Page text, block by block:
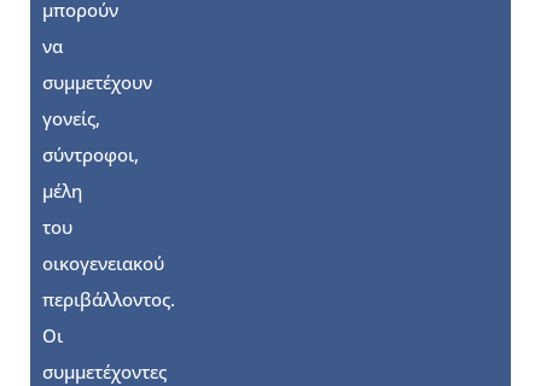
μπορούν
να
συμμετέχουν
γονείς,
σύντροφοι,
μέλη
του
οικογενειακού
περιβάλλοντος.
Οι
συμμετέχοντες